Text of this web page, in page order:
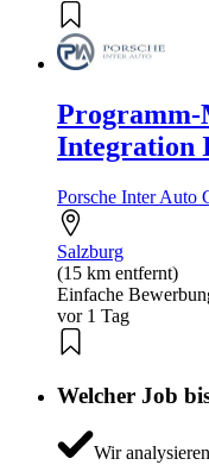
Integration
Porsche Inter Auto
Salzburg
(15 km entfernt)
Einfache
vor 1 Tag
Welcher Job
Wir